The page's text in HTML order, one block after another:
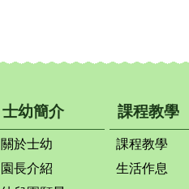
士幼簡介
關於士幼
園長介紹
課程教學
課程教學
生活作息